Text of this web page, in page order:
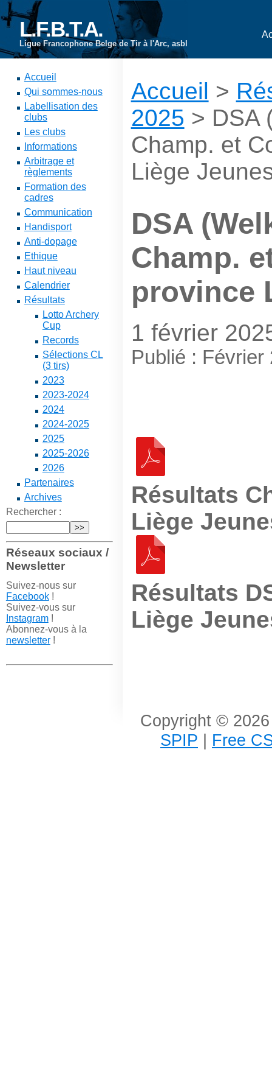
L.F.B.T.A.
Ligue Francophone Belge de Tir à l'Arc, asbl
Accueil
Qui sommes-nous
Labellisation des
clubs
Les clubs
Informations
Arbitrage et
règlements
Formation des
cadres
Communication
Handisport
Anti-dopage
Ethique
Haut niveau
Calendrier
Résultats
Lotto Archery
Cup
Records
Sélections CL
(3 tirs)
2023
2023-2024
2024
2024-2025
2025
2025-2026
2026
Partenaires
Archives
Rechercher :
Réseaux sociaux /
Newsletter
Suivez-nous sur
Facebook!
Suivez-vous sur
Instagram!
Abonnez-vous à la
newsletter!
Accueil >
2025 > DSA
Champ. et
Liège
DSA
Champ.
province
1 février
Publié : Février
Résultats
Liège
Résultats
Liège
Copyright ©
SPIP | Free